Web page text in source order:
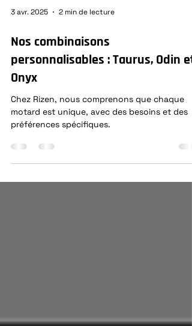
3 avr. 2025 2 min de lecture
Nos combinaisons
personnalisables : Taurus, Odin et
Onyx
Chez Rizen, nous comprenons que chaque
motard est unique, avec des besoins et des